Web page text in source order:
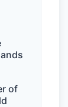
of